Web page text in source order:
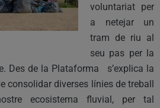
voluntariat per
a netejar un
tram de riu al
seu pas per la
Des de la Plataforma s’explica la
consolidar diverses línies de treball
ecosistema fluvial, per tal